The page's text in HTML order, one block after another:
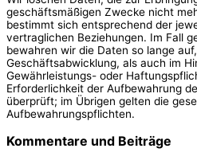
geschäftsmäßigen Zwecke nicht
bestimmt sich entsprechend der
vertraglichen Beziehungen. Im Fall
bewahren wir die Daten so lange
Geschäftsabwicklung, als auch im
Gewährleistungs- oder
Erforderlichkeit der Aufbewahrung
überprüft; im Übrigen gelten die
Aufbewahrungspflichten.
Kommentare und Beiträge